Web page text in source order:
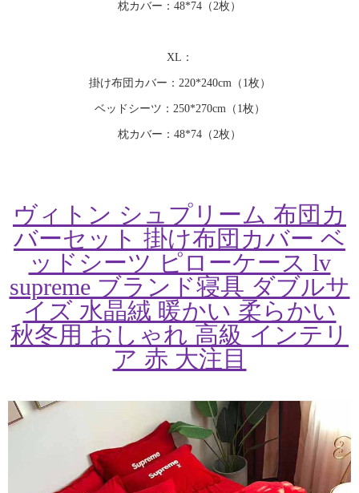
枕カバー：48*74（2枚）
XL：
掛け布団カバー：220*240cm（1枚）
ベッドシーツ：250*270cm（1枚）
枕カバー：48*74（2枚）
ヴィトン シュプリーム 布団カ
バーセット 掛け布団カバー ベ
ッドシーツ ピローケース lv
supreme ブランド寝具 ダブルサ
イズ 水晶絨 暖かい 柔らかい
秋冬用 おしゃれ 高級 インテリ
ア 赤 大注目